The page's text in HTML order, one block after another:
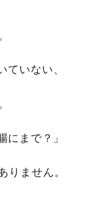
ていない、
にまで？」
りません。